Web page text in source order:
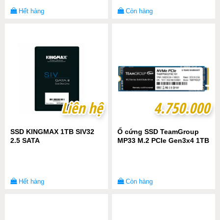
Hết hàng Còn hàng
Liên hệ
Liên hệ
SSD KINGMAX 1TB SIV32
2.5 SATA
Hết hàng
4.750.000
4.750.000
Ổ cứng SSD TeamGroup
MP33 M.2 PCIe Gen3x4 1TB
Còn hàng